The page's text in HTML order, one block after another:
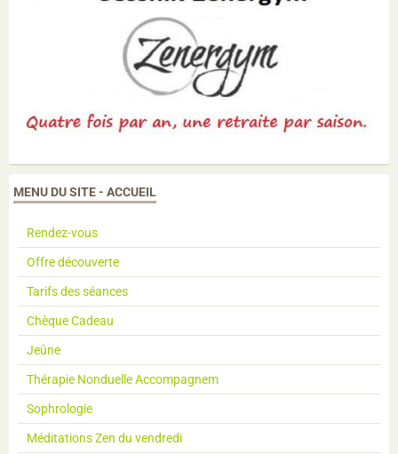
MENU DU SITE - ACCUEIL
Rendez-vous
Offre découverte
Tarifs des séances
Chèque Cadeau
Jeûne
Thérapie Nonduelle Accompagnem
Sophrologie
Méditations Zen du vendredi